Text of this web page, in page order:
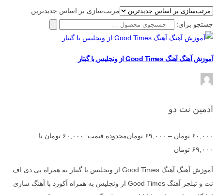
مرتب‌سازی بر اساس جدیدترین
جستجو برای:
آموزش آهنگ آهنگ Good Times از ونجلیس با گیتار
ادمین نت دو
۶۰,۰۰۰ تومان – ۶۹,۰۰۰ تومان
محدوده قیمت: ۶۰,۰۰۰ تومان تا
۶۹,۰۰۰ تومان
آموزش آهنگ آهنگ Good Times از ونجلیس با گیتار به همراه پی دی اف
نت و تبلچر آهنگ Good Times از ونجلیس به همراه آکورد با آهنگ سازی